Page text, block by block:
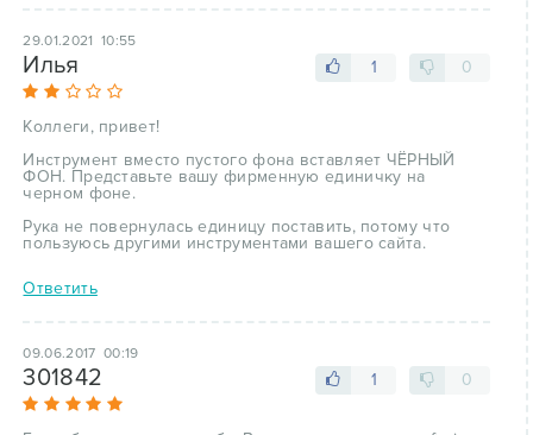
29.01.2021 10:55
1 0
Илья
Коллеги, привет!
Инструмент вместо пустого фона вставляет ЧЁРНЫЙ
ФОН. Представьте вашу фирменную единичку на
черном фоне.
Рука не повернулась единицу поставить, потому что
пользуюсь другими инструментами вашего сайта.
Ответить
09.06.2017 00:19
1 0
301842